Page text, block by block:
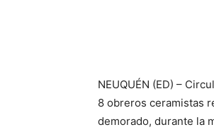
NEUQUÉN (ED) –
8 obreros ceramistas
demorado, durante la